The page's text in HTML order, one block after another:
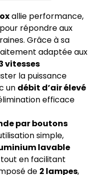
allie performance,
répondre aux
Grâce à sa
adaptée aux
vitesses
la puissance
un débit d’air élevé
efficace
par boutons
simple,
lavable
en facilitant
de 2 lampes,